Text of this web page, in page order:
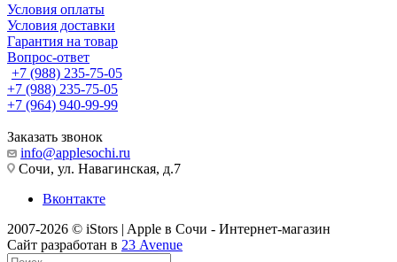
Условия оплаты
Условия доставки
Гарантия на товар
Вопрос-ответ
+7 (988) 235-75-05
+7 (988) 235-75-05
+7 (964) 940-99-99
Заказать звонок
info@applesochi.ru
Сочи, ул. Навагинская, д.7
Вконтакте
2007-2026 © iStors | Apple в Сочи - Интернет-магазин
Сайт разработан в 23 Avenue